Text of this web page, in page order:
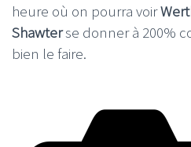
heure où on pourra voir
Shawterse donner à 200%
bien le faire.